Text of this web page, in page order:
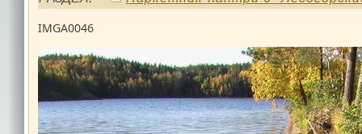
IMGA0046